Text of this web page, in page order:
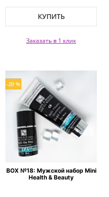
КУПИТЬ
Заказать в 1 клик
-20 %
BOX №18: Мужской набор Mini
Health & Beauty